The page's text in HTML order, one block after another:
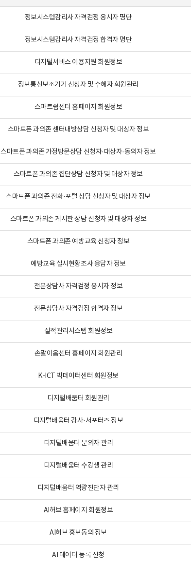
정보시스템감리사 자격검정 응시자 명단
정보시스템감리사 자격검정 합격자 명단
디지털서비스 이용지원 회원정보
정보통신보조기기 신청자 및 수혜자 회원관리
스마트쉼센터 홈페이지 회원정보
스마트폰 과의존 센터내방상담 신청자 및 대상자 정보
스마트폰 과의존 가정방문상담 신청자·대상자·동의자 정보
스마트폰 과의존 집단상담 신청자 및 대상자 정보
스마트폰 과의존 전화·포털 상담 신청자 및 대상자 정보
스마트폰 과의존 게시판 상담 신청자 및 대상자 정보
스마트폰 과의존 예방교육 신청자 정보
예방교육 실시현황조사 응답자 정보
전문상담사 자격검정 응시자 정보
전문상담사 자격검정 합격자 정보
실적관리시스템 회원정보
손말이음센터 홈페이지 회원관리
K-ICT 빅데이터센터 회원정보
디지털배움터 회원관리
디지털배움터 강사·서포터즈 정보
디지털배움터 문의자 관리
디지털배움터 수강생 관리
디지털배움터 역량진단자 관리
AI허브 홈페이지 회원정보
AI허브 홍보동의 정보
AI 데이터 등록 신청